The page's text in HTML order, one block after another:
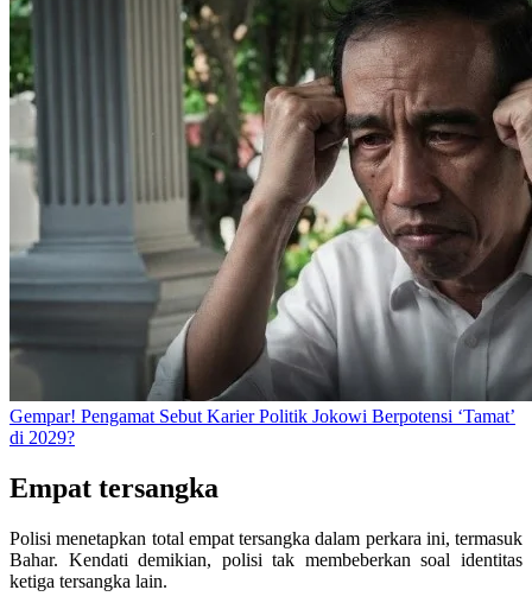
Gempar! Pengamat Sebut Karier Politik Jokowi Berpotensi ‘Tamat’
di 2029?
Empat tersangka
Polisi menetapkan total empat tersangka dalam perkara ini, termasuk
Bahar. Kendati demikian, polisi tak membeberkan soal identitas
ketiga tersangka lain.